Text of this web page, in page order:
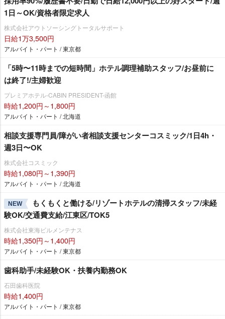
1日～OK/資格者限定求人
株式会社アウトソーシングトータルサポート
日給1万3,500円
アルバイト・パート / 東京都
「5時〜11時までの短時間」ホテル調理補助スタッフ/お昼前に
は終了!/主婦歓迎
プレミアホテル-CABIN PRESIDENT-函館
時給1,200円～1,800円
アルバイト・パート / 北海道
相談支援専門員/障がい者相談支援センターコスミック/1日4h・
週3日〜OK
株式会社コスミック
時給1,080円～1,390円
アルバイト・パート / 北海道
NEW
もくもくと働ける/リゾートホテルの清掃スタッフ/未経
験OK/交通費支給/江東区/TOK5
株式会社東海ビルメンテナス
時給1,350円～1,400円
アルバイト・パート / 東京都
歯科助手/未経験OK・扶養内勤務OK
石田歯科医院
時給1,400円
アルバイト・パート / 東京都